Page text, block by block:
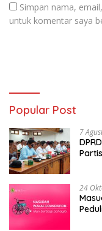
Simpan nama,
untuk komentar saya
Popular Post
7
24